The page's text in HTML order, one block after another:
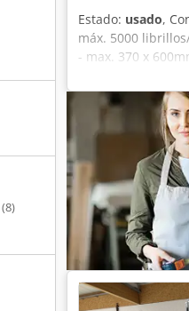
(8)
Estado: usado,
máx. 5000
- max. 370 x
75gsmKopf-/
119x170mm -
g/m²Falzzen/
Grosor del
hojas Bourg BSF
acabado fuera de
recibir su visita -
Emskirchen /